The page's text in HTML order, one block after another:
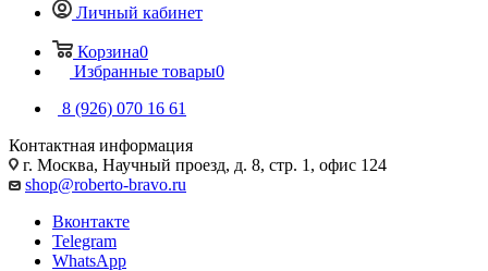
Личный кабинет
Корзина0
Избранные товары0
8 (926) 070 16 61
Контактная информация
г. Москва, Научный проезд, д. 8, стр. 1, офис 124
shop@roberto-bravo.ru
Вконтакте
Telegram
WhatsApp